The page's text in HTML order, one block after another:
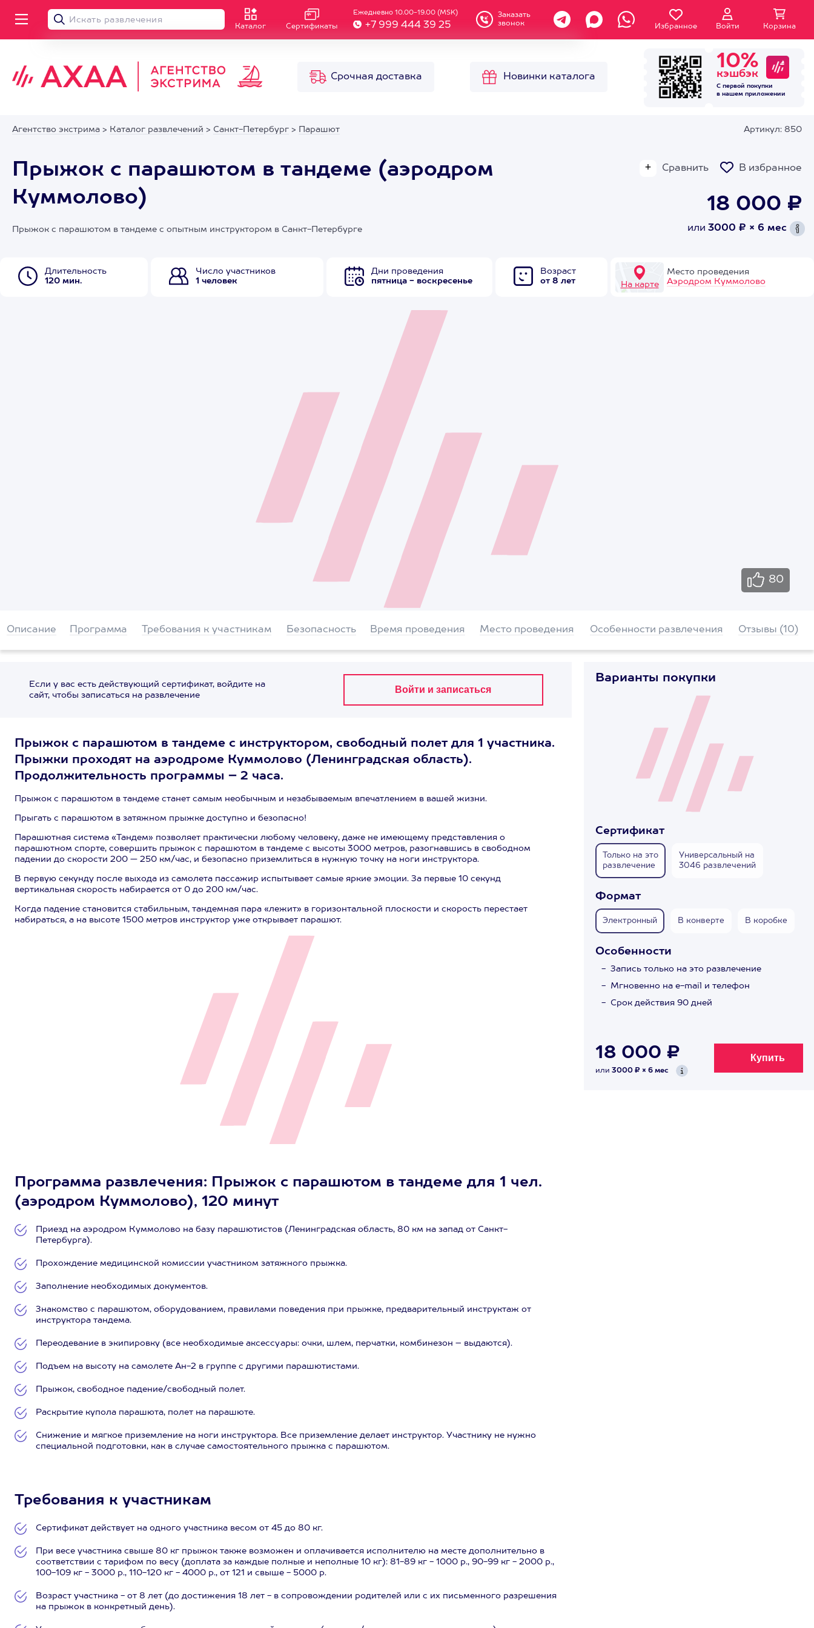
Каталог Сертификаты
Ежедневно 10.00-19.00 (MSK)
+7 999 444 39 25
Заказать
звонок
Избранное Войти Корзина
Срочная доставка Новинки каталога
10%
кэшбэк
С первой покупки
в нашем приложении
Агентство экстрима > Каталог развлечений > Санкт-Петербург > Парашют Артикул: 850
Прыжок с парашютом в тандеме (аэродром
Куммолово)
Сравнить В избранное
18 000 ₽
или 3000 ₽ × 6 мес
Прыжок с парашютом в тандеме с опытным инструктором в Санкт-Петербурге
Длительность
120 мин.
Число участников
1 человек
Дни проведения
пятница - воскресенье
Возраст
от 8 лет
На карте
Место проведения
Аэродром Куммолово
80
Описание Программа Требования к участникам Безопасность Время проведения Место проведения Особенности развлечения Отзывы (10)
Если у вас есть действующий сертификат, войдите на
сайт, чтобы записаться на развлечение
Прыжок с парашютом в тандеме с инструктором, свободный полет для 1 участника.
Прыжки проходят на аэродроме Куммолово (Ленинградская область).
Продолжительность программы – 2 часа.
Прыжок с парашютом в тандеме станет самым необычным и незабываемым впечатлением в вашей жизни.
Прыгать с парашютом в затяжном прыжке доступно и безопасно!
Парашютная система «Тандем» позволяет практически любому человеку, даже не имеющему представления о
парашютном спорте, совершить прыжок с парашютом в тандеме с высоты 3000 метров, разогнавшись в свободном
падении до скорости 200 — 250 км/час, и безопасно приземлиться в нужную точку на ноги инструктора.
В первую секунду после выхода из самолета пассажир испытывает самые яркие эмоции. За первые 10 секунд
вертикальная скорость набирается от 0 до 200 км/час.
Когда падение становится стабильным, тандемная пара «лежит» в горизонтальной плоскости и скорость перестает
набираться, а на высоте 1500 метров инструктор уже открывает парашют.
Программа развлечения: Прыжок с парашютом в тандеме для 1 чел.
(аэродром Куммолово), 120 минут
Приезд на аэродром Куммолово на базу парашютистов (Ленинградская область, 80 км на запад от Санкт-
Петербурга).
Прохождение медицинской комиссии участником затяжного прыжка.
Заполнение необходимых документов.
Знакомство с парашютом, оборудованием, правилами поведения при прыжке, предварительный инструктаж от
инструктора тандема.
Переодевание в экипировку (все необходимые аксессуары: очки, шлем, перчатки, комбинезон – выдаются).
Подъем на высоту на самолете Ан-2 в группе с другими парашютистами.
Прыжок, свободное падение/свободный полет.
Раскрытие купола парашюта, полет на парашюте.
Снижение и мягкое приземление на ноги инструктора. Все приземление делает инструктор. Участнику не нужно
специальной подготовки, как в случае самостоятельного прыжка с парашютом.
Требования к участникам
Сертификат действует на одного участника весом от 45 до 80 кг.
При весе участника свыше 80 кг прыжок также возможен и оплачивается исполнителю на месте дополнительно в
соответствии с тарифом по весу (доплата за каждые полные и неполные 10 кг): 81-89 кг - 1000 р., 90-99 кг - 2000 р.,
100-109 кг - 3000 р., 110-120 кг - 4000 р., от 121 и свыше - 5000 р.
Возраст участника - от 8 лет (до достижения 18 лет - в сопровождении родителей или с их письменного разрешения
на прыжок в конкретный день).
Варианты покупки
Сертификат
Только на это
развлечение
Универсальный на
3046 развлечений
Формат
Электронный В конверте В коробке
Особенности
Запись только на это развлечение
Мгновенно на e-mail и телефон
Срок действия 90 дней
18 000 ₽
или 3000 ₽ × 6 мес